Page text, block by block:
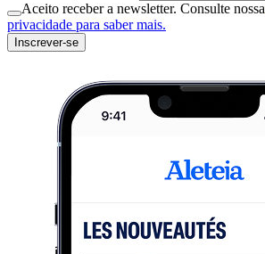
Aceito receber a newsletter. Consulte nossa
privacidade para saber mais.
Inscrever-se